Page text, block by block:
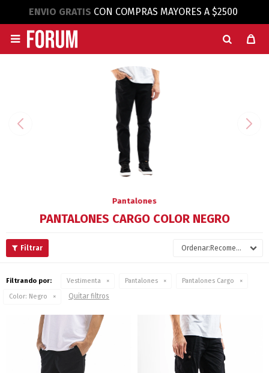
ENVIO GRATIS CON COMPRAS MAYORES A $2500

Pantalones
PANTALONES CARGO COLOR NEGRO
Recomendados
Filtrando por: Vestimenta Pantalones
Pantalones Cargo
Color: Negro Quitar filtros